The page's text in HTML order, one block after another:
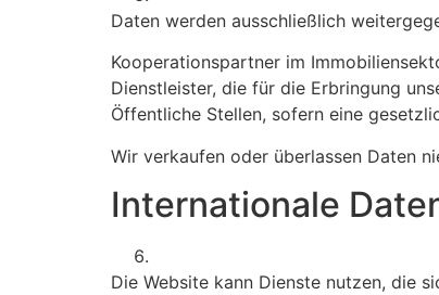
Daten werden ausschließlich
Kooperationspartner im
Dienstleister, die für die Erbringung
Öffentliche Stellen, sofern eine
Wir verkaufen oder überlassen Daten
Internationale
Die Website kann Dienste nutzen, die